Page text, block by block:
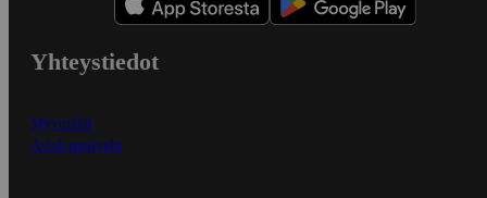
Yhteystiedot
Myymälät
Asiakaspalvelu